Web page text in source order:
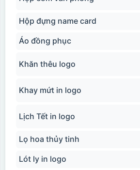
Hộp đựng name card
Áo đồng phục
Khăn thêu logo
Khay mứt in logo
Lịch Tết in logo
Lọ hoa thủy tinh
Lót ly in logo